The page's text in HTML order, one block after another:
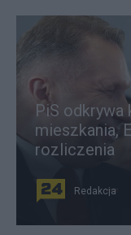
PiS odkrywa
mieszkania,
rozliczenia
Redakcja